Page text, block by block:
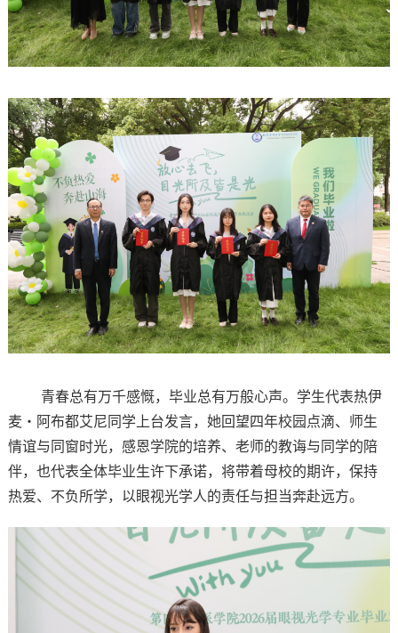
青春总有万千感慨，毕业总有万般心声。学生代表热伊
麦・ 阿布都艾尼同学上台发言，她回望四年校园点滴、师生
情谊与同窗时光，感恩学院的培养、老师的教诲与同学的陪
伴，也代表全体毕业生许下承诺，将带着母校的期许，保持
热爱、不负所学，以眼视光学人的责任与担当奔赴远方。